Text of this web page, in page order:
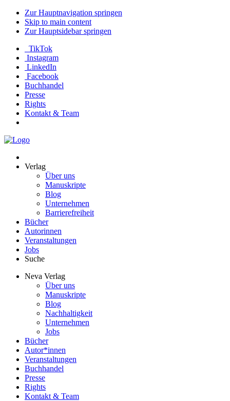
Zur Hauptnavigation springen
Skip to main content
Zur Hauptsidebar springen
TikTok
Instagram
LinkedIn
Facebook
Buchhandel
Presse
Rights
Kontakt & Team
Neva
Verlag
Über uns
Manuskripte
Blog
Unternehmen
Barrierefreiheit
Bücher
Autorinnen
Veranstaltungen
Jobs
Suche
Neva Verlag
Über uns
Manuskripte
Blog
Nachhaltigkeit
Unternehmen
Jobs
Bücher
Autor*innen
Veranstaltungen
Buchhandel
Presse
Rights
Kontakt & Team